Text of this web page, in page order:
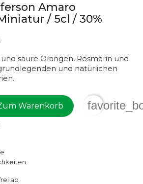
Amaro
/ 5cl / 30%
saure Orangen, Rosmarin und
und natürlichen
Warenkorb
ab